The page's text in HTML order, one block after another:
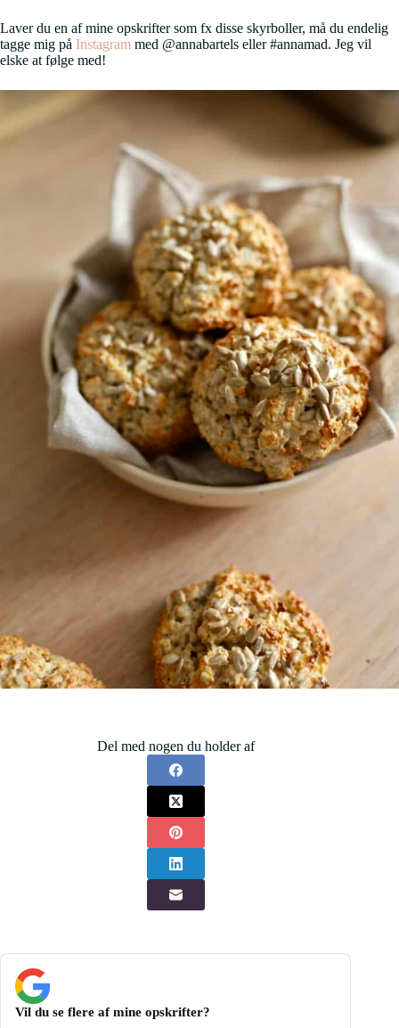
Laver du en af mine opskrifter som fx disse skyrboller, må du endelig
tagge mig på Instagram med @annabartels eller #annamad. Jeg vil
elske at følge med!
Del med nogen du holder af
Vil du se flere af mine opskrifter?